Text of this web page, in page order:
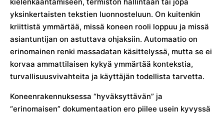
yksinkertaisten tekstien luonnosteluun. On kuitenkin
kriittistä ymmärtää, missä koneen rooli loppuu ja missä
asiantuntijan on astuttava ohjaksiin. Automaatio on
erinomainen renki massadatan käsittelyssä, mutta se ei
korvaa ammattilaisen kykyä ymmärtää kontekstia,
turvallisuusvivahteita ja käyttäjän todellista tarvetta.
Koneenrakennuksessa “hyväksyttävän” ja
“erinomaisen” dokumentaation ero piilee usein kyvyssä